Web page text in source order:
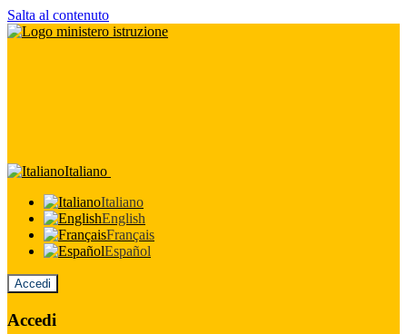
Salta al contenuto
Italiano
Italiano
English
Français
Español
Accedi
Accedi